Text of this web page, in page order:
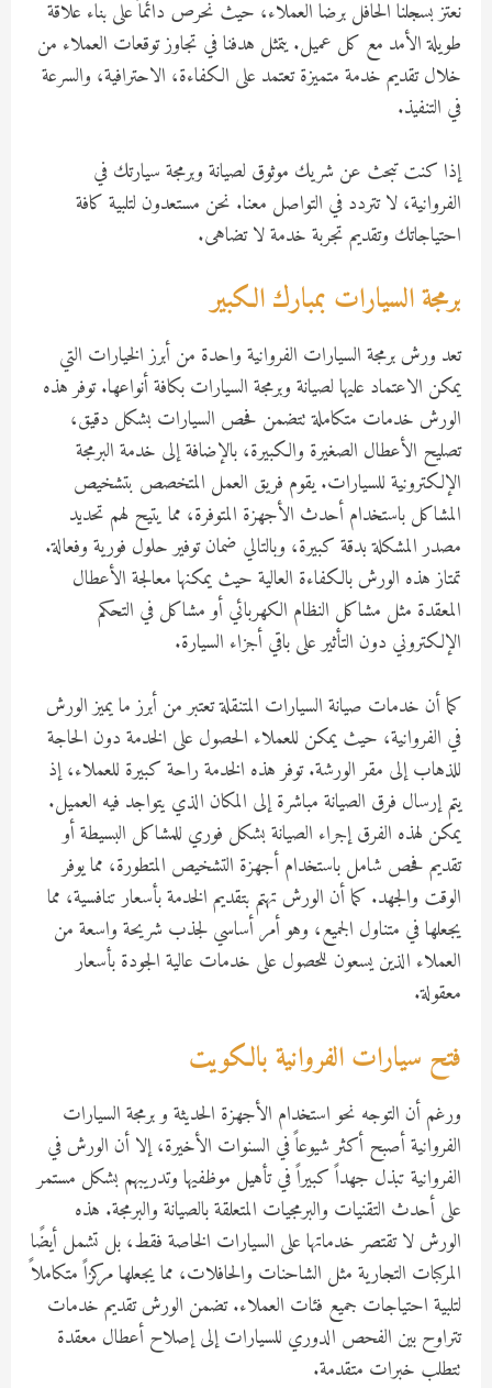
نعتز بسجلنا الحافل برضا العملاء، حيث نحرص دائماً على بناء علاقة
طويلة الأمد مع كل عميل. يتمثل هدفنا في تجاوز توقعات العملاء من
خلال تقديم خدمة متميزة تعتمد على الكفاءة، الاحترافية، والسرعة
في التنفيذ.
إذا كنت تبحث عن شريك موثوق لصيانة وبرمجة سيارتك في
الفروانية، لا تتردد في التواصل معنا. نحن مستعدون لتلبية كافة
احتياجاتك وتقديم تجربة خدمة لا تضاهى.
برمجة السيارات بمبارك الكبير
تعد ورش برمجة السيارات الفروانية واحدة من أبرز الخيارات التي
يمكن الاعتماد عليها لصيانة وبرمجة السيارات بكافة أنواعها. توفر هذه
الورش خدمات متكاملة تتضمن فحص السيارات بشكل دقيق،
تصليح الأعطال الصغيرة والكبيرة، بالإضافة إلى خدمة البرمجة
الإلكترونية للسيارات. يقوم فريق العمل المتخصص بتشخيص
المشاكل باستخدام أحدث الأجهزة المتوفرة، مما يتيح لهم تحديد
مصدر المشكلة بدقة كبيرة، وبالتالي ضمان توفير حلول فورية وفعالة.
تمتاز هذه الورش بالكفاءة العالية حيث يمكنها معالجة الأعطال
المعقدة مثل مشاكل النظام الكهربائي أو مشاكل في التحكم
الإلكتروني دون التأثير على باقي أجزاء السيارة.
كما أن خدمات صيانة السيارات المتنقلة تعتبر من أبرز ما يميز الورش
في الفروانية، حيث يمكن للعملاء الحصول على الخدمة دون الحاجة
للذهاب إلى مقر الورشة. توفر هذه الخدمة راحة كبيرة للعملاء، إذ
يتم إرسال فرق الصيانة مباشرة إلى المكان الذي يتواجد فيه العميل.
يمكن لهذه الفرق إجراء الصيانة بشكل فوري للمشاكل البسيطة أو
تقديم فحص شامل باستخدام أجهزة التشخيص المتطورة، مما يوفر
الوقت والجهد. كما أن الورش تهتم بتقديم الخدمة بأسعار تنافسية، مما
يجعلها في متناول الجميع، وهو أمر أساسي لجذب شريحة واسعة من
العملاء الذين يسعون للحصول على خدمات عالية الجودة بأسعار
معقولة.
فتح سيارات الفروانية بالكويت
ورغم أن التوجه نحو استخدام الأجهزة الحديثة و برمجة السيارات
الفروانية أصبح أكثر شيوعاً في السنوات الأخيرة، إلا أن الورش في
الفروانية تبذل جهداً كبيراً في تأهيل موظفيها وتدريبهم بشكل مستمر
على أحدث التقنيات والبرمجيات المتعلقة بالصيانة والبرمجة. هذه
الورش لا تقتصر خدماتها على السيارات الخاصة فقط، بل تشمل أيضًا
المركبات التجارية مثل الشاحنات والحافلات، مما يجعلها مركزاً متكاملاً
لتلبية احتياجات جميع فئات العملاء. تضمن الورش تقديم خدمات
تتراوح بين الفحص الدوري للسيارات إلى إصلاح أعطال معقدة
تتطلب خبرات متقدمة.